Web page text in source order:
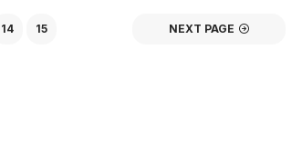
14 15 NEXT PAGE